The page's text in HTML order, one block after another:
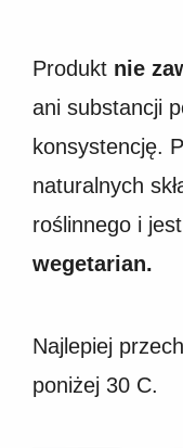
Produkt nie
ani substancji
konsystencję.
naturalnych
roślinnego i
wegetarian.
Najlepiej
poniżej 30 C.